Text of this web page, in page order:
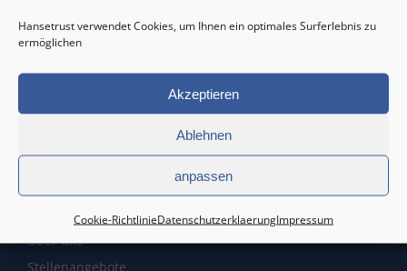
Hansetrust verwendet Cookies, um Ihnen ein optimales Surferlebnis zu
ermöglichen
Akzeptieren
Ablehnen
anpassen
Cookie-RichtlinieDatenschutzerklaerungImpressum
Service
Initiatoren
Elektronische Zeichnung
Über uns
Stellenangebote